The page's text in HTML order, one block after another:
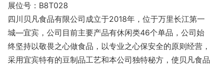
展位号：B8T028
四川贝凡食品有限公司成立于2018年，位于万里长江第一
城—宜宾，公司目前主要产品有休闲类46个单品，公司始
终坚持以敬畏之心做食品，以专业之心保安全的原则经营，
采用宜宾特有的豆制品工艺和本公司独特秘方，使贝凡食品